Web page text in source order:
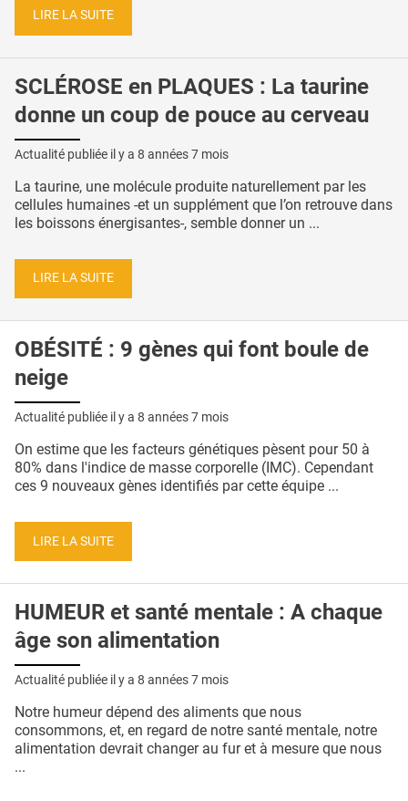
LIRE LA SUITE
SCLÉROSE en PLAQUES : La taurine
donne un coup de pouce au cerveau
Actualité publiée il y a 8 années 7 mois
La taurine, une molécule produite naturellement par les
cellules humaines -et un supplément que l’on retrouve dans
les boissons énergisantes-, semble donner un ...
LIRE LA SUITE
OBÉSITÉ : 9 gènes qui font boule de
neige
Actualité publiée il y a 8 années 7 mois
On estime que les facteurs génétiques pèsent pour 50 à
80% dans l'indice de masse corporelle (IMC). Cependant
ces 9 nouveaux gènes identifiés par cette équipe ...
LIRE LA SUITE
HUMEUR et santé mentale : A chaque
âge son alimentation
Actualité publiée il y a 8 années 7 mois
Notre humeur dépend des aliments que nous
consommons, et, en regard de notre santé mentale, notre
alimentation devrait changer au fur et à mesure que nous
...